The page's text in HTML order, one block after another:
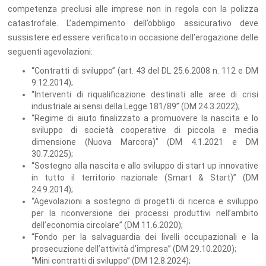
competenza preclusi alle imprese non in regola con la polizza
catastrofale. L’adempimento dell’obbligo assicurativo deve
sussistere ed essere verificato in occasione dell’erogazione delle
seguenti agevolazioni:
“Contratti di sviluppo” (art. 43 del DL 25.6.2008 n. 112 e DM
9.12.2014);
“Interventi di riqualificazione destinati alle aree di crisi
industriale ai sensi della Legge 181/89” (DM 24.3.2022);
“Regime di aiuto finalizzato a promuovere la nascita e lo
sviluppo di società cooperative di piccola e media
dimensione (Nuova Marcora)” (DM 4.1.2021 e DM
30.7.2025);
“Sostegno alla nascita e allo sviluppo di start up innovative
in tutto il territorio nazionale (Smart & Start)” (DM
24.9.2014);
“Agevolazioni a sostegno di progetti di ricerca e sviluppo
per la riconversione dei processi produttivi nell’ambito
dell’economia circolare” (DM 11.6.2020);
“Fondo per la salvaguardia dei livelli occupazionali e la
prosecuzione dell’attività d’impresa” (DM 29.10.2020);
“Mini contratti di sviluppo” (DM 12.8.2024);